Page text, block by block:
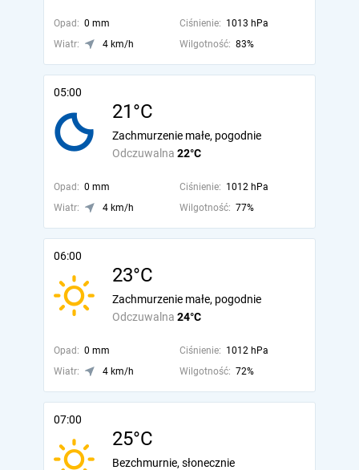
Opad: 0 mm Ciśnienie: 1013 hPa
Wiatr:
4 km/h Wilgotność: 83%
05:00
21°C
Odczuwalna 22°C
Zachmurzenie małe, pogodnie
Opad: 0 mm Ciśnienie: 1012 hPa
Wiatr:
4 km/h Wilgotność: 77%
06:00
23°C
Odczuwalna 24°C
Zachmurzenie małe, pogodnie
Opad: 0 mm Ciśnienie: 1012 hPa
Wiatr:
4 km/h Wilgotność: 72%
07:00
25°C
Bezchmurnie, słonecznie